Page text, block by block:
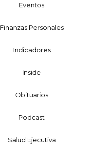
Eventos
Finanzas Personales
Indicadores
Inside
Obituarios
Podcast
Salud Ejecutiva